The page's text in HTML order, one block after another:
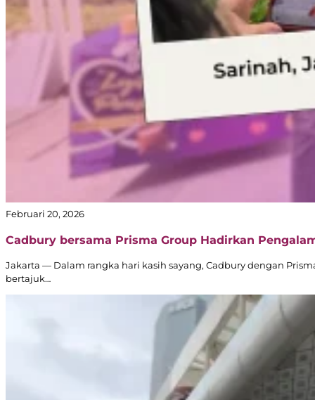
Februari 20, 2026
Cadbury bersama Prisma Group Hadirkan
Jakarta — Dalam rangka hari kasih sayang, Cadbury dengan
bertajuk…